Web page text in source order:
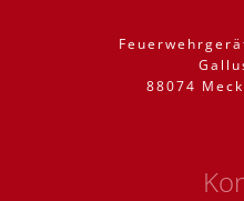
88074